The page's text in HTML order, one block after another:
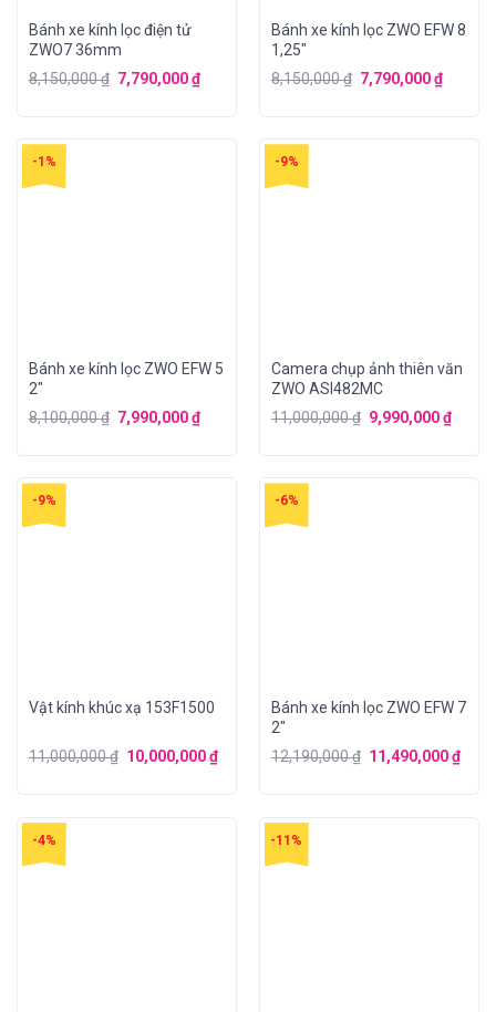
Bánh xe kính lọc điện tử
ZWO7 36mm
8,150,000₫ 7,790,000₫
Bánh xe kính lọc ZWO EFW 8
1,25″
8,150,000₫ 7,790,000₫
-1%
Bánh xe kính lọc ZWO EFW 5
2″
8,100,000₫ 7,990,000₫
-9%
Camera chụp ảnh thiên văn
ZWO ASI482MC
11,000,000₫ 9,990,000₫
-9%
Vật kính khúc xạ 153F1500
11,000,000₫ 10,000,000₫
-6%
Bánh xe kính lọc ZWO EFW 7
2″
12,190,000₫ 11,490,000₫
-4% -11%